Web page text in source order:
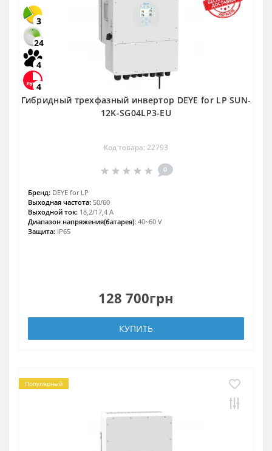
3
24
4
4
Гибридный трехфазный инвертор DEYE for LP SUN-
12K-SG04LP3-EU
Код товара: 22793
0
Бренд: DEYE for LP
Выходная частота: 50/60
Выходной ток: 18,2/17,4 А
Диапазон напряжения(батарея): 40~60 V
Защита: IP65
128 700грн
КУПИТЬ
Популярный